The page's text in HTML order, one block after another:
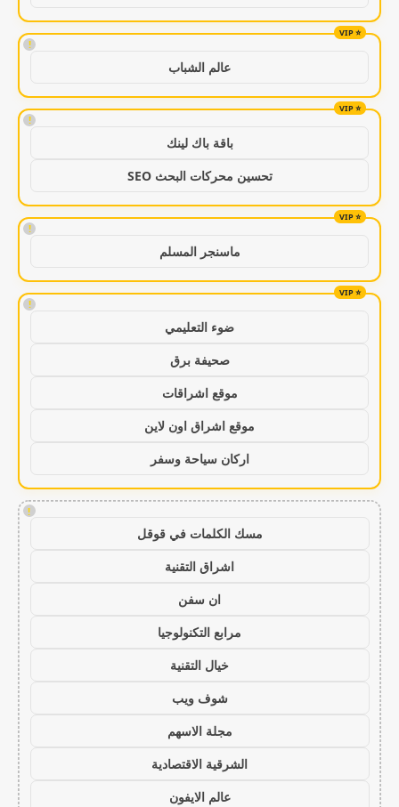
!
عالم الشباب
!
باقة باك لينك
تحسين محركات البحث SEO
!
ماسنجر المسلم
!
ضوء التعليمي
صحيفة برق
موقع اشراقات
موقع اشراق اون لاين
اركان سياحة وسفر
!
مسك الكلمات في قوقل
اشراق التقنية
ان سفن
مرابع التكنولوجيا
خيال التقنية
شوف ويب
مجلة الاسهم
الشرقية الاقتصادية
عالم الايفون